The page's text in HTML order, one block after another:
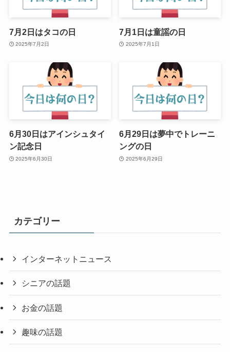
7月2日はタコの日
2025年7月2日
7月1日は童謡の日
2025年7月1日
6月30日はアインシュタイ
ン記念日
2025年6月30日
6月29日は夢中でトレーニ
ングの日
2025年6月29日
カテゴリー
インターネットニュース
シニアの話題
お金の話題
趣味の話題